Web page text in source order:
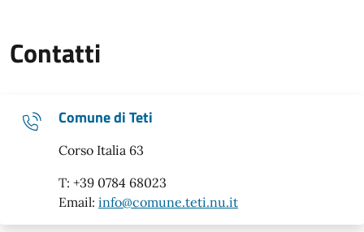
Contatti
Comune di Teti
Corso Italia 63
T: +39 0784 68023
Email: info@comune.teti.nu.it